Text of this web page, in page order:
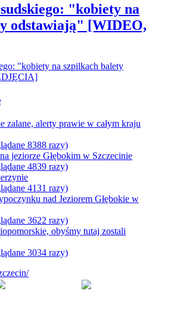
"kobiety na
odstawiają" [WIDEO,
zalane, alerty prawie w całym kraju
8388 razy)
jeziorze Głębokim w Szczecinie
4839 razy)
4131 razy)
nad Jeziorem Głębokie w
3622 razy)
obyśmy tutaj zostali
3034 razy)